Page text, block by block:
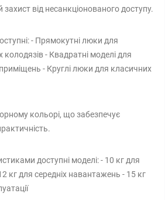
від несанкціонованого доступу.
- Прямокутні люки для
- Квадратні моделі для
- Круглі люки для класичних
кольорі, що забезпечує
доступні моделі: - 10 кг для
кг для середніх навантажень - 15 кг